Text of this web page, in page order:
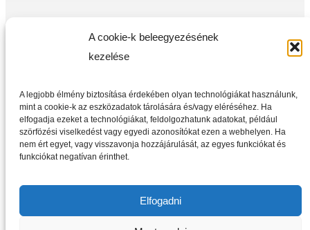
A cookie-k beleegyezésének
kezelése
A legjobb élmény biztosítása érdekében olyan technológiákat használunk,
mint a cookie-k az eszközadatok tárolására és/vagy eléréséhez. Ha
elfogadja ezeket a technológiákat, feldolgozhatunk adatokat, például
szörfözési viselkedést vagy egyedi azonosítókat ezen a webhelyen. Ha
nem ért egyet, vagy visszavonja hozzájárulását, az egyes funkciókat és
funkciókat negatívan érinthet.
Elfogadni
Körülmények
Villanymotorok
Frekvencia átalakító
Otthon